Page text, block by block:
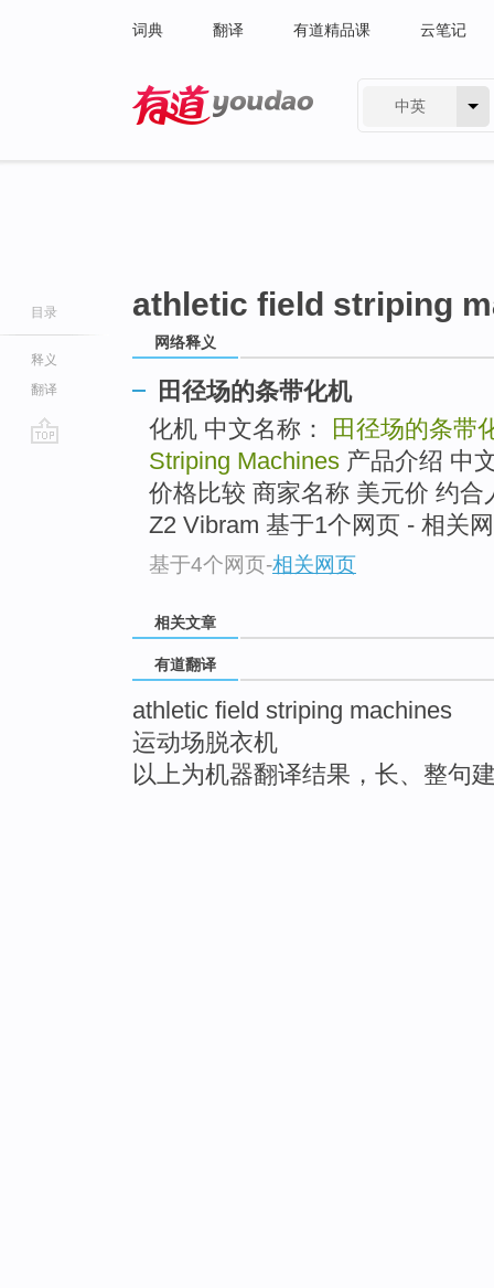
词典 翻译 有道精品课 云笔记
中英
目录
释义
翻译
athletic field striping
网络释义
田径场的条带化机
化机 中文名称：
田径场的条带
Striping Machines 产品介绍 中
价格比较 商家名称 美元价 约
Z2 Vibram 基于1个网页 - 相关
基于4个网页-相关网页
相关文章
有道翻译
athletic field striping machines
运动场脱衣机
以上为机器翻译结果，长、整句